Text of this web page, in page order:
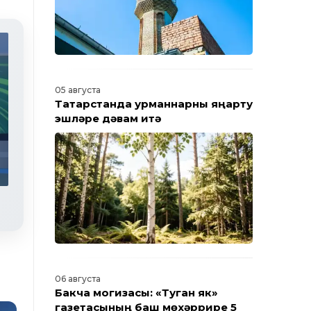
Яңалыклар. Эфир 30.07.2026
05 августа
Татарстанда урманнарны яңарту
эшләре дәвам итә
06 августа
Бакча могҗизасы: «Туган як»
газетасының баш мөхәррире 5